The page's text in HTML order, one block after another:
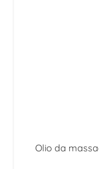
Olio da